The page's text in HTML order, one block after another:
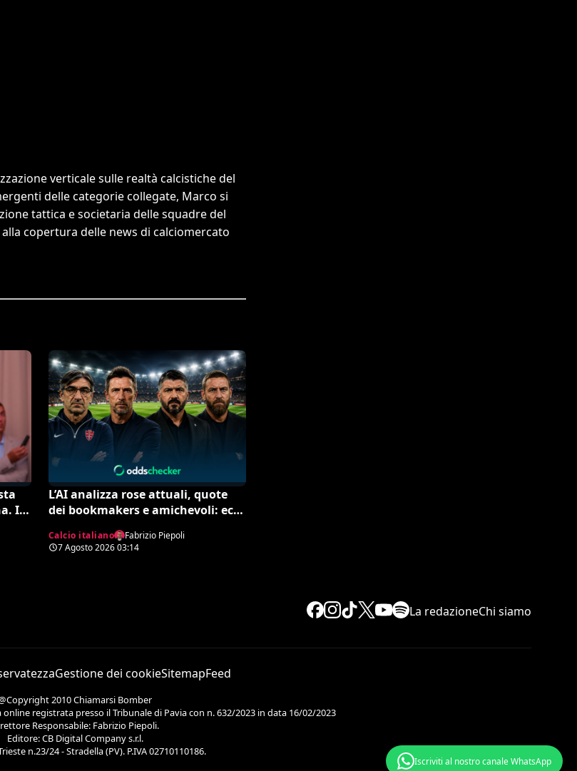
verticale sulle realtà calcistiche del
delle categorie collegate, Marco si
tattica e societaria delle squadre del
copertura delle news di calciomercato
Il
L’AI analizza rose attuali, quote
dei bookmakers e amichevoli: ecco
C’è anche un’insospettabile
Calcio italiano
Fabrizio Piepoli
7 Agosto 202603:14
Iscriviti al nostro canale WhatsApp
La redazioneChi siamo
Gestione dei cookieSitemapFeed
2010 Chiamarsi Bomber
registrata presso il Tribunale di Pavia con n. 632/2023 in data 16/02/2023
Responsabile: Fabrizio Piepoli.
Editore: CB Digital Company s.r.l.
n.23/24 - Stradella (PV). P.IVA 02710110186.